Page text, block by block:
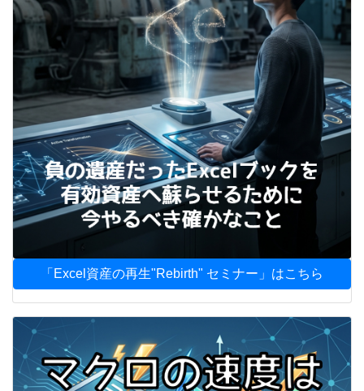
「Excel資産の再生"Rebirth" セミナー」はこちら